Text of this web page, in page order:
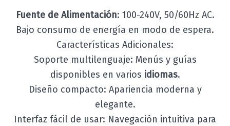
Fuente de Alimentación: 100-240V, 50/60Hz AC.
Bajo consumo de energía en modo de espera.
Características Adicionales:
Soporte multilenguaje: Menús y guías
disponibles en varios idiomas.
Diseño compacto: Apariencia moderna y
elegante.
Interfaz fácil de usar: Navegación intuitiva para